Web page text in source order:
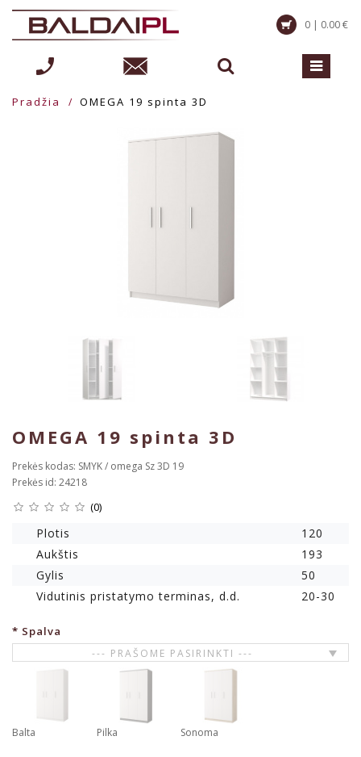
0 | 0.00 €
Pradžia OMEGA 19 spinta 3D
OMEGA 19 spinta 3D
Prekės kodas: SMYK / omega Sz 3D 19
Prekės id: 24218
(0)
Plotis
120
Aukštis
193
Gylis
50
Vidutinis pristatymo terminas, d.d.
20-30
Spalva
--- PRAŠOME PASIRINKTI ---
Balta Pilka Sonoma